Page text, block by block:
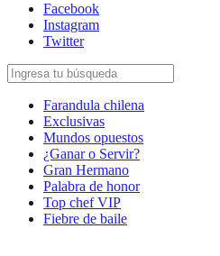
Facebook
Instagram
Twitter
Farandula chilena
Exclusivas
Mundos opuestos
¿Ganar o Servir?
Gran Hermano
Palabra de honor
Top chef VIP
Fiebre de baile